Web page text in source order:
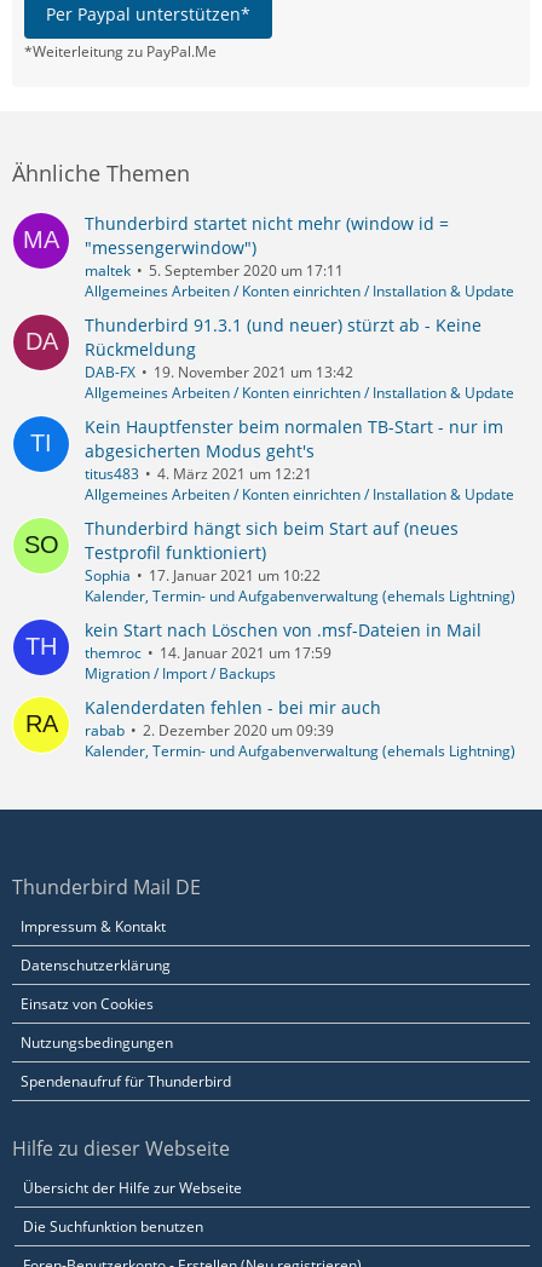
Per Paypal unterstützen*
*Weiterleitung zu PayPal.Me
Ähnliche Themen
Thunderbird startet nicht mehr (window id =
"messengerwindow")
maltek
5. September 2020 um 17:11
Allgemeines Arbeiten / Konten einrichten / Installation & Update
Thunderbird 91.3.1 (und neuer) stürzt ab - Keine
Rückmeldung
DAB-FX
19. November 2021 um 13:42
Allgemeines Arbeiten / Konten einrichten / Installation & Update
Kein Hauptfenster beim normalen TB-Start - nur im
abgesicherten Modus geht's
titus483
4. März 2021 um 12:21
Allgemeines Arbeiten / Konten einrichten / Installation & Update
Thunderbird hängt sich beim Start auf (neues
Testprofil funktioniert)
Sophia
17. Januar 2021 um 10:22
Kalender, Termin- und Aufgabenverwaltung (ehemals Lightning)
kein Start nach Löschen von .msf-Dateien in Mail
themroc
14. Januar 2021 um 17:59
Migration / Import / Backups
Kalenderdaten fehlen - bei mir auch
rabab
2. Dezember 2020 um 09:39
Kalender, Termin- und Aufgabenverwaltung (ehemals Lightning)
Thunderbird Mail DE
Impressum & Kontakt
Datenschutzerklärung
Einsatz von Cookies
Nutzungsbedingungen
Spendenaufruf für Thunderbird
Hilfe zu dieser Webseite
Übersicht der Hilfe zur Webseite
Die Suchfunktion benutzen